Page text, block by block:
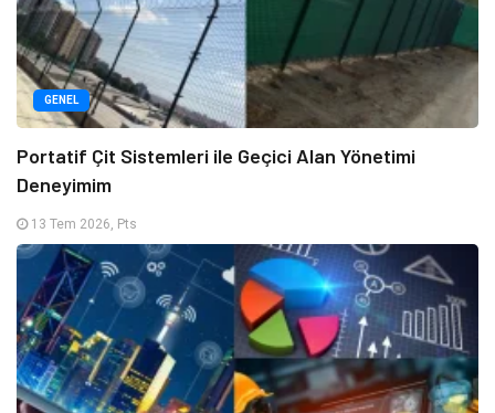
GENEL
Portatif Çit Sistemleri ile Geçici Alan Yönetimi
Deneyimim
13 Tem 2026, Pts